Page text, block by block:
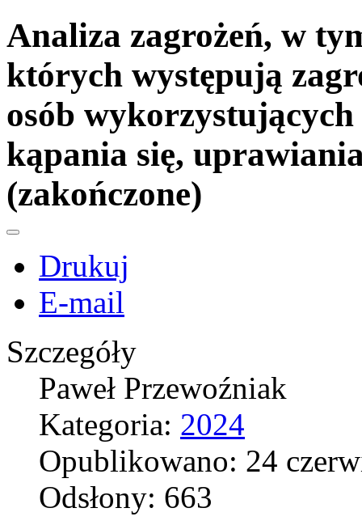
Analiza zagrożeń, w
których występują
osób
kąpania się,
(zakończone)
Drukuj
E-mail
Szczegóły
Paweł Przewoźniak
Kategoria: 2024
Opublikowano: 24
Odsłony: 663